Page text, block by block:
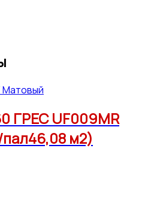
Матовый
ГРЕС UF009MR
пал46,08 м2)